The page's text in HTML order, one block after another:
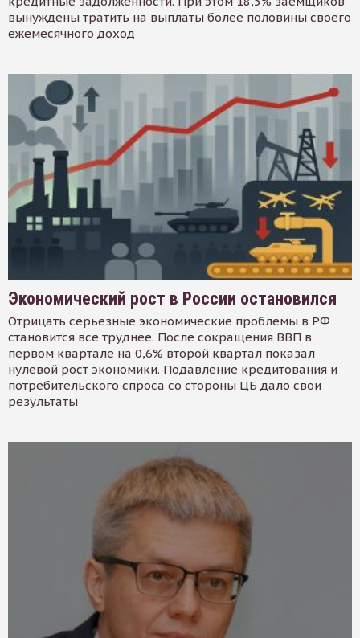
вынуждены тратить на выплаты более половины своего
ежемесячного доход
Экономический рост в России остановился
Отрицать серьезные экономические проблемы в РФ
становится все труднее. После сокращения ВВП в
первом квартале на 0,6% второй квартал показал
нулевой рост экономики. Подавление кредитования и
потребительского спроса со стороны ЦБ дало свои
результаты